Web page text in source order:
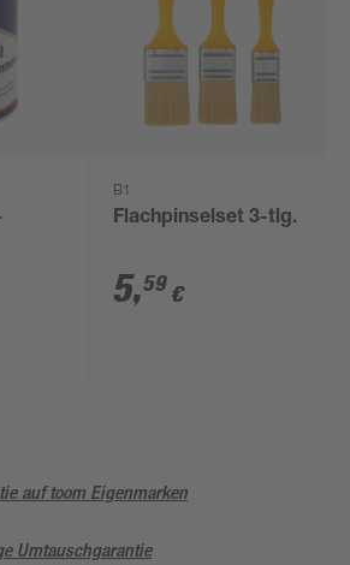
B1
Flachpinselset 3-tlg.
5,59 €
auf toom Eigenmarken
Umtauschgarantie